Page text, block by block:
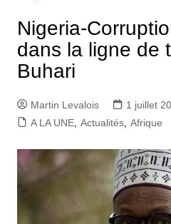
Nigeria-
dans la ligne de
Buhari
Martin Levalois
1 juillet
A LA UNE, Actualités, Afrique